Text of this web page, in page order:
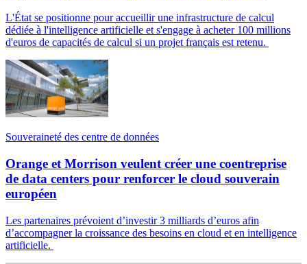
L'État se positionne pour accueillir une infrastructure de calcul
dédiée à l'intelligence artificielle et s'engage à acheter 100 millions
d'euros de capacités de calcul si un projet français est retenu.
Souveraineté des centre de données
Orange et Morrison veulent créer une coentreprise
de data centers pour renforcer le cloud souverain
européen
Les partenaires prévoient d’investir 3 milliards d’euros afin
d’accompagner la croissance des besoins en cloud et en intelligence
artificielle.